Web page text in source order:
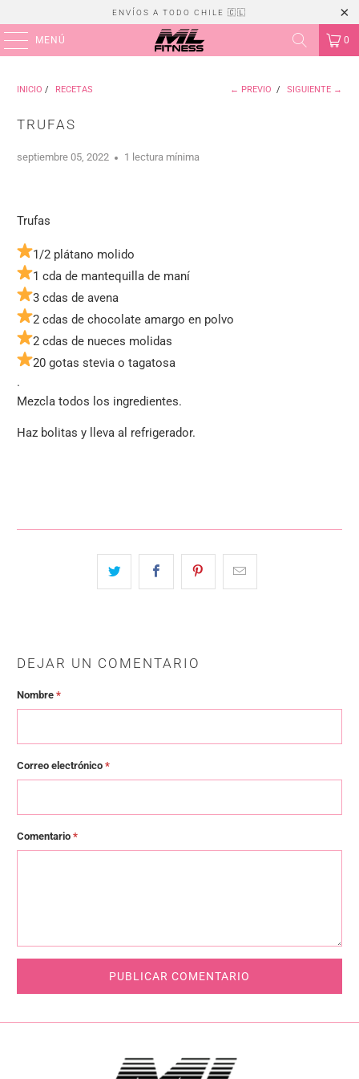
ENVÍOS A TODO CHILE 🇨🇱
MENÚ 0
INICIO / RECETAS ← PREVIO / SIGUIENTE →
TRUFAS
septiembre 05, 2022 1 lectura mínima
Trufas
1/2 plátano molido
1 cda de mantequilla de maní
3 cdas de avena
2 cdas de chocolate amargo en polvo
2 cdas de nueces molidas
20 gotas stevia o tagatosa
.
Mezcla todos los ingredientes.
Haz bolitas y lleva al refrigerador.
DEJAR UN COMENTARIO
Nombre*
Correo electrónico*
Comentario*